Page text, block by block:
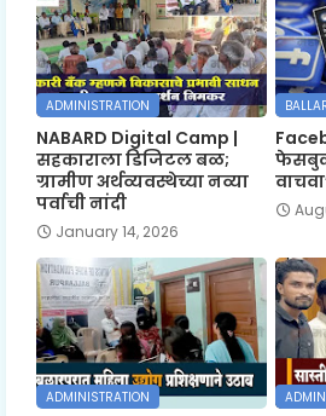
ADMINISTRATION
NABARD Digital Camp |
सहकाराला डिजिटल बळ;
ग्रामीण अर्थव्यवस्थेच्या नव्या
पर्वाची नांदी
January 14, 2026
ADMINISTRATION